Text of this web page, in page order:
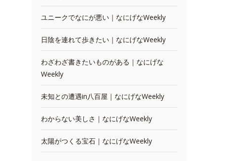
ユニークでなにが悪い｜なにげなWeekly
日陰を連れて歩きたい｜なにげなWeekly
わざわざ書きたいものがある｜なにげな
Weekly
未知との遭遇in八百屋｜なにげなWeekly
わからない美しさ｜なにげなWeekly
太陽がつくる宝石｜なにげなWeekly